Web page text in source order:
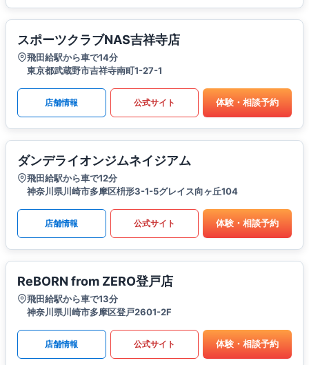
スポーツクラブNAS吉祥寺店
飛田給駅から車で14分
東京都武蔵野市吉祥寺南町1-27-1
店舗情報 公式サイト 体験・相談予約
ダンデライオンジムネイジアム
飛田給駅から車で12分
神奈川県川崎市多摩区枡形3-1-5グレイス向ヶ丘104
店舗情報 公式サイト 体験・相談予約
ReBORN from ZERO登戸店
飛田給駅から車で13分
神奈川県川崎市多摩区登戸2601-2F
店舗情報 公式サイト 体験・相談予約